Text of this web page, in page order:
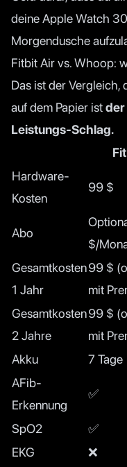
deine Apple Watch
Morgendusche
Fitbit Air vs. Whoop:
Das ist der Vergleich,
auf dem Papier istder
Leistungs-Schlag.
Hardware-
Kosten
99 $
Abo
$/
Gesamtkosten
1 Jahr
99 $
mit
Gesamtkosten
2 Jahre
99 $
mit
Akku 7 Tage
AFib-
Erkennung
✅
SpO2 ✅
EKG
❌